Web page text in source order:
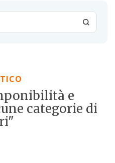
e
categorie di